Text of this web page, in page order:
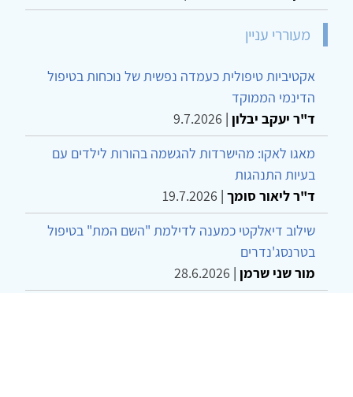
מעוררי עניין
אקטיביות טיפולית כעמדה נפשית של נוכחות בטיפול
הדינמי הממוקד
ד"ר יעקב יבלון |
9.7.2026
מאגו לאקו: מהישרדות להגשמה בהורות לילדים עם
בעיות התנהגות
ד"ר ליאור סומך |
19.7.2026
שילוב דיאלקטי כמענה לדילמת "השם המת" בטיפול
בטרנסג'נדרים
מור שני שרמן |
28.6.2026